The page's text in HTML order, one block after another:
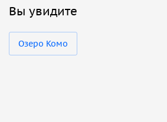
Вы увидите
Озеро Комо